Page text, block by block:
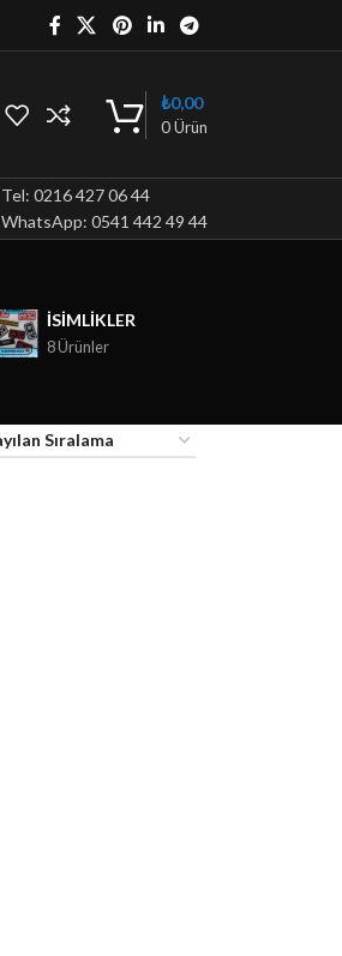
0Ürün
₺0,00
Tel: 0216 427 06 44
WhatsApp: 0541 442 49 44
ISIMLIKLER
8 Ürünler